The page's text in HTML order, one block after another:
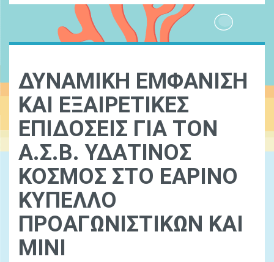
ΔΥΝΑΜΙΚΗ ΕΜΦΑΝΙΣΗ
ΚΑΙ ΕΞΑΙΡΕΤΙΚΕΣ
ΕΠΙΔΟΣΕΙΣ ΓΙΑ ΤΟΝ
Α.Σ.Β. ΥΔΑΤΙΝΟΣ
ΚΟΣΜΟΣ ΣΤΟ ΕΑΡΙΝΟ
ΚΥΠΕΛΛΟ
ΠΡΟΑΓΩΝΙΣΤΙΚΩΝ ΚΑΙ
ΜΙΝΙ